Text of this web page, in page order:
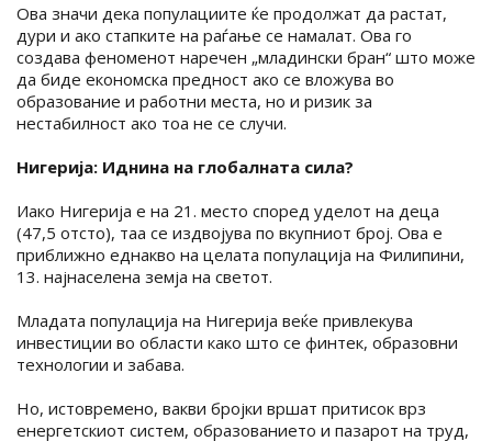
Ова значи дека популациите ќе продолжат да растат,
дури и ако стапките на раѓање се намалат. Ова го
создава феноменот наречен „младински бран“ што може
да биде економска предност ако се вложува во
образование и работни места, но и ризик за
нестабилност ако тоа не се случи.
Нигерија: Иднина на глобалната сила?
Иако Нигерија е на 21. место според уделот на деца
(47,5 отсто), таа се издвојува по вкупниот број. Ова е
приближно еднакво на целата популација на Филипини,
13. најнаселена земја на светот.
Младата популација на Нигерија веќе привлекува
инвестиции во области како што се финтек, образовни
технологии и забава.
Но, истовремено, вакви бројки вршат притисок врз
енергетскиот систем, образованието и пазарот на труд,